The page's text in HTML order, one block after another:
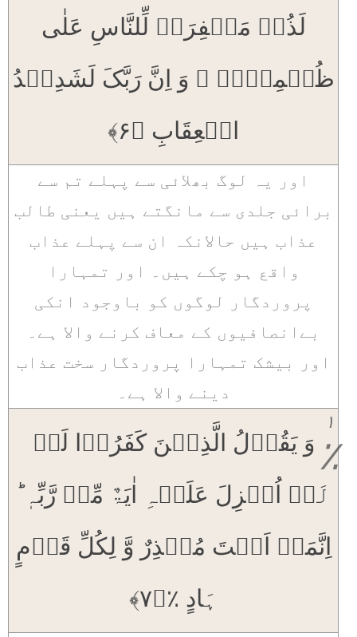
لَذُوۡ مَغۡفِرَۃٍ لِّلنَّاسِ عَلٰی
ظُلۡمِہِمۡ ۚ وَ اِنَّ رَبَّکَ لَشَدِیۡدُ
الۡعِقَابِ ﴿۶﴾
اور یہ لوگ بھلائی سے پہلے تم سے
برائی جلدی سے مانگتے ہیں یعنی طالب
عذاب ہیں حالانکہ ان سے پہلے عذاب
واقع ہو چکے ہیں۔ اور تمہارا
پروردگار لوگوں کو باوجود انکی
بےانصافیوں کے معاف کرنے والا ہے۔
اور بیشک تمہارا پروردگار سخت عذاب
دینے والا ہے۔
وَ یَقُوۡلُ الَّذِیۡنَ کَفَرُوۡا لَوۡ
لَاۤ اُنۡزِلَ عَلَیۡہِ اٰیَۃٌ مِّنۡ رَّبِّہٖ ؕ
اِنَّمَاۤ اَنۡتَ مُنۡذِرٌ وَّ لِکُلِّ قَوۡمٍ
ہَادٍ ٪﴿۷﴾
٪
۱